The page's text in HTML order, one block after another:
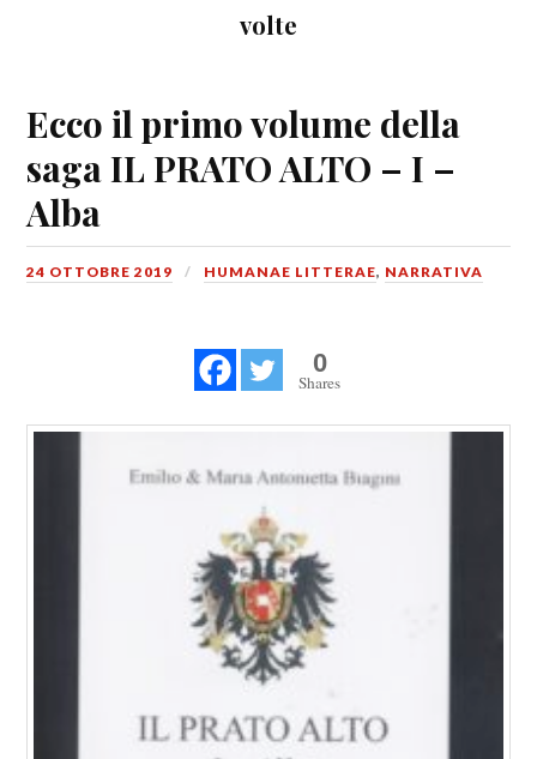
volte
Ecco il primo volume della
saga IL PRATO ALTO – I –
Alba
24 OTTOBRE 2019 HUMANAE LITTERAE, NARRATIVA
0
Shares